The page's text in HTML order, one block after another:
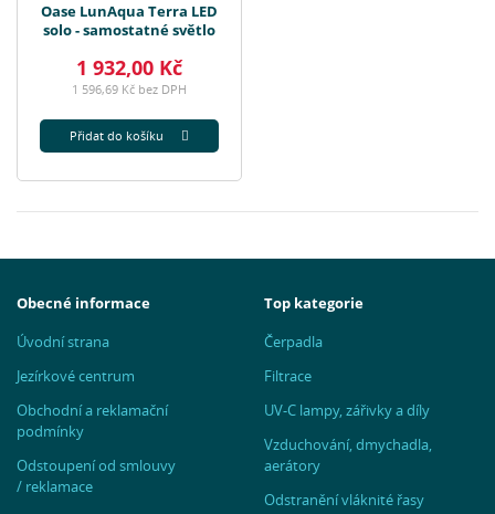
Oase LunAqua Terra LED
solo - samostatné světlo
1 932,00 Kč
1 596,69 Kč bez DPH
Přidat do košíku
Obecné informace
Úvodní strana
Jezírkové centrum
Obchodní a reklamační
podmínky
Odstoupení od smlouvy
/ reklamace
Top kategorie
Čerpadla
Filtrace
UV-C lampy, zářivky a díly
Vzduchování, dmychadla,
aerátory
Odstranění vláknité řasy